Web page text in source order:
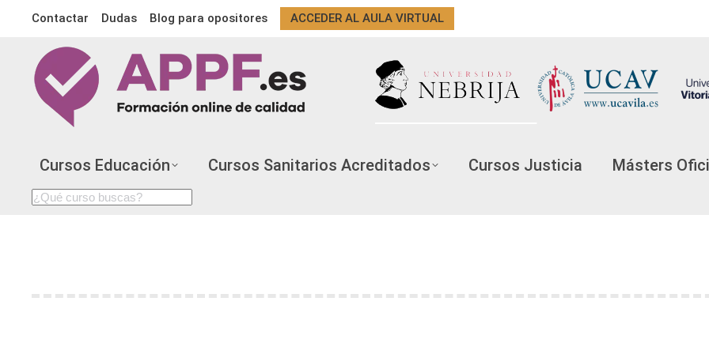
Contactar Dudas Blog para opositores ACCEDER AL AULA VIRTUAL
Cursos Educación Cursos Sanitarios Acreditados Cursos Justicia Másters
Search: